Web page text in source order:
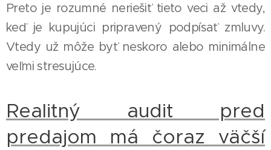
Preto je rozumné neriešiť tieto veci až vtedy,
keď je kupujúci pripravený podpísať zmluvy.
Vtedy už môže byť neskoro alebo minimálne
veľmi stresujúce.
Realitný audit pred
predajom má čoraz väčší